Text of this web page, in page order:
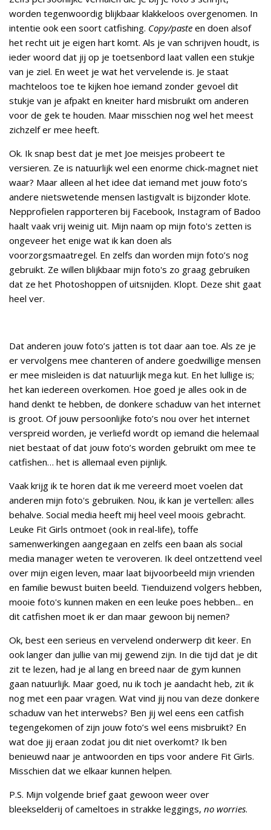
worden tegenwoordig blijkbaar klakkeloos overgenomen. In
intentie ook een soort catfishing. Copy/paste en doen alsof
het recht uit je eigen hart komt. Als je van schrijven houdt, is
ieder woord dat jij op je toetsenbord laat vallen een stukje
van je ziel. En weet je wat het vervelende is. Je staat
machteloos toe te kijken hoe iemand zonder gevoel dit
stukje van je afpakt en kneiter hard misbruikt om anderen
voor de gek te houden. Maar misschien nog wel het meest
zichzelf er mee heeft.
Ok. Ik snap best dat je met Joe meisjes probeert te
versieren. Ze is natuurlijk wel een enorme chick-magnet niet
waar? Maar alleen al het idee dat iemand met jouw foto’s
andere nietswetende mensen lastigvalt is bijzonder klote.
Nepprofielen rapporteren bij Facebook, Instagram of Badoo
haalt vaak vrij weinig uit. Mijn naam op mijn foto's zetten is
ongeveer het enige wat ik kan doen als
voorzorgsmaatregel. En zelfs dan worden mijn foto’s nog
gebruikt. Ze willen blijkbaar mijn foto's zo graag gebruiken
dat ze het Photoshoppen of uitsnijden. Klopt. Deze shit gaat
heel ver.
Dat anderen jouw foto’s jatten is tot daar aan toe. Als ze je
er vervolgens mee chanteren of andere goedwillige mensen
er mee misleiden is dat natuurlijk mega kut. En het lullige is;
het kan iedereen overkomen. Hoe goed je alles ook in de
hand denkt te hebben, de donkere schaduw van het internet
is groot. Of jouw persoonlijke foto’s nou over het internet
verspreid worden, je verliefd wordt op iemand die helemaal
niet bestaat of dat jouw foto’s worden gebruikt om mee te
catfishen… het is allemaal even pijnlijk.
Vaak krijg ik te horen dat ik me vereerd moet voelen dat
anderen mijn foto's gebruiken. Nou, ik kan je vertellen: alles
behalve. Social media heeft mij heel veel moois gebracht.
Leuke Fit Girls ontmoet (ook in real-life), toffe
samenwerkingen aangegaan en zelfs een baan als social
media manager weten te veroveren. Ik deel ontzettend veel
over mijn eigen leven, maar laat bijvoorbeeld mijn vrienden
en familie bewust buiten beeld. Tienduizend volgers hebben,
mooie foto's kunnen maken en een leuke poes hebben... en
dit catfishen moet ik er dan maar gewoon bij nemen?
Ok, best een serieus en vervelend onderwerp dit keer. En
ook langer dan jullie van mij gewend zijn. In die tijd dat je dit
zit te lezen, had je al lang en breed naar de gym kunnen
gaan natuurlijk. Maar goed, nu ik toch je aandacht heb, zit ik
nog met een paar vragen. Wat vind jij nou van deze donkere
schaduw van het interwebs? Ben jij wel eens een catfish
tegengekomen of zijn jouw foto’s wel eens misbruikt? En
wat doe jij eraan zodat jou dit niet overkomt? Ik ben
benieuwd naar je antwoorden en tips voor andere Fit Girls.
Misschien dat we elkaar kunnen helpen.
P.S. Mijn volgende brief gaat gewoon weer over
bleekselderij of cameltoes in strakke leggings, no worries.